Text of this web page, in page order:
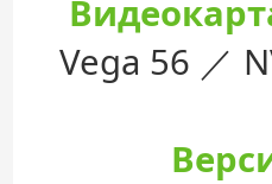
Vega 56 ／